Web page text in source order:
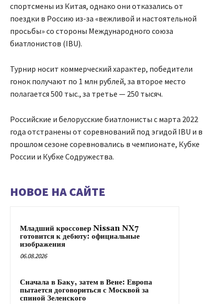
спортсмены из Китая, однако они отказались от
поездки в Россию из-за «вежливой и настоятельной
просьбы» со стороны Международного союза
биатлонистов (IBU).
Турнир носит коммерческий характер, победители
гонок получают по 1 млн рублей, за второе место
полагается 500 тыс., за третье — 250 тысяч.
Российские и белорусские биатлонисты с марта 2022
года отстранены от соревнований под эгидой IBU и в
прошлом сезоне соревновались в чемпионате, Кубке
России и Кубке Содружества.
НОВОЕ НА САЙТЕ
Младший кроссовер Nissan NX7
готовится к дебюту: официальные
изображения
06.08.2026
Сначала в Баку, затем в Вене: Европа
пытается договориться с Москвой за
спиной Зеленского